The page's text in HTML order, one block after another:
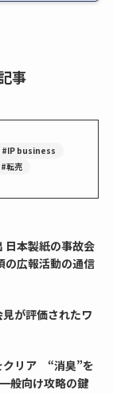
事
#IP business
#転売
日本製紙の事故会
の広報活動の通信
が評価されたワ
クリア “消臭”を
般向け攻略の鍵